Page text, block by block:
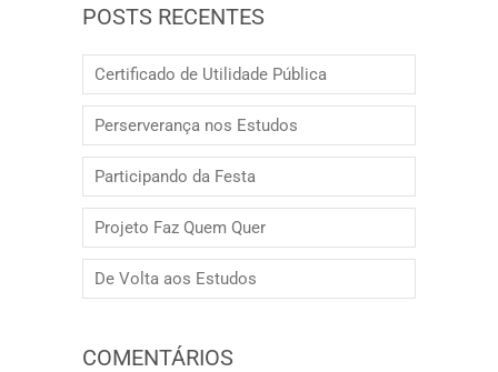
POSTS RECENTES
Certificado de Utilidade Pública
Perserverança nos Estudos
Participando da Festa
Projeto Faz Quem Quer
De Volta aos Estudos
COMENTÁRIOS